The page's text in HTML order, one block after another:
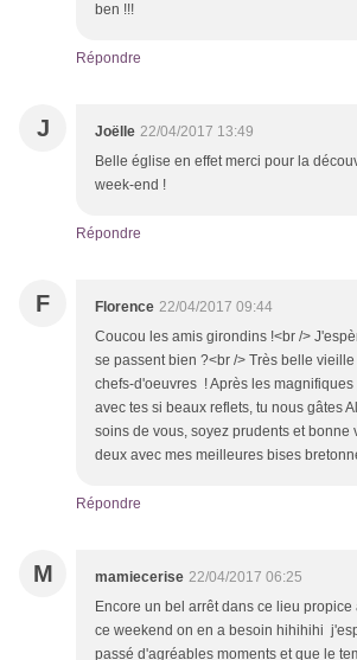
ben !!!
Répondre
J Joëlle 22/04/2017 13:49
Belle église en effet merci pour la
week-end !
Répondre
F Florence 22/04/2017 09:44
Coucou les amis girondins !<br />
se passent bien ?<br /> Très belle
chefs-d'oeuvres ! Après les
avec tes si beaux reflets, tu nous gâtes
soins de vous, soyez prudents et bonne
deux avec mes meilleures bises
Répondre
M mamiecerise 22/04/2017 06:25
Encore un bel arrêt dans ce lieu
ce weekend on en a besoin hihihihi
passé d'agréables moments et que le